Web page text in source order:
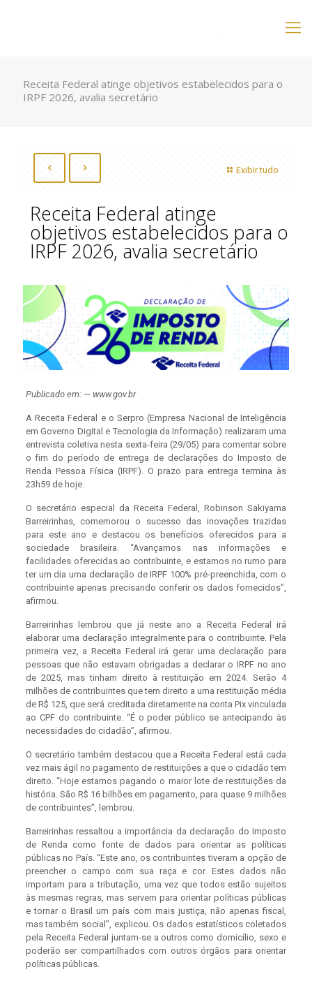
Receita Federal atinge objetivos estabelecidos para o
IRPF 2026, avalia secretário
Exibir tudo
Receita Federal atinge
objetivos estabelecidos para o
IRPF 2026, avalia secretário
Publicado em: — www.gov.br
A Receita Federal e o Serpro (Empresa Nacional de Inteligência
em Governo Digital e Tecnologia da Informação) realizaram uma
entrevista coletiva nesta sexta-feira (29/05) para comentar sobre
o fim do período de entrega de declarações do Imposto de
Renda Pessoa Física (IRPF). O prazo para entrega termina às
23h59 de hoje.
O secretário especial da Receita Federal, Robinson Sakiyama
Barreirinhas, comemorou o sucesso das inovações trazidas
para este ano e destacou os benefícios oferecidos para a
sociedade brasileira. “Avançamos nas informações e
facilidades oferecidas ao contribuinte, e estamos no rumo para
ter um dia uma declaração de IRPF 100% pré-preenchida, com o
contribuinte apenas precisando conferir os dados fornecidos”,
afirmou.
Barreirinhas lembrou que já neste ano a Receita Federal irá
elaborar uma declaração integralmente para o contribuinte. Pela
primeira vez, a Receita Federal irá gerar uma declaração para
pessoas que não estavam obrigadas a declarar o IRPF no ano
de 2025, mas tinham direito à restituição em 2024. Serão 4
milhões de contribuintes que tem direito a uma restituição média
de R$ 125, que será creditada diretamente na conta Pix vinculada
ao CPF do contribuinte. “É o poder público se antecipando às
necessidades do cidadão”, afirmou.
O secretário também destacou que a Receita Federal está cada
vez mais ágil no pagamento de restituições a que o cidadão tem
direito. “Hoje estamos pagando o maior lote de restituições da
história. São R$ 16 bilhões em pagamento, para quase 9 milhões
de contribuintes”, lembrou.
Barreirinhas ressaltou a importância da declaração do Imposto
de Renda como fonte de dados para orientar as políticas
públicas no País. “Este ano, os contribuintes tiveram a opção de
preencher o campo com sua raça e cor. Estes dados não
importam para a tributação, uma vez que todos estão sujeitos
às mesmas regras, mas servem para orientar políticas públicas
e tornar o Brasil um país com mais justiça, não apenas fiscal,
mas também social”, explicou. Os dados estatísticos coletados
pela Receita Federal juntam-se a outros como domicílio, sexo e
poderão ser compartilhados com outros órgãos para orientar
políticas públicas.